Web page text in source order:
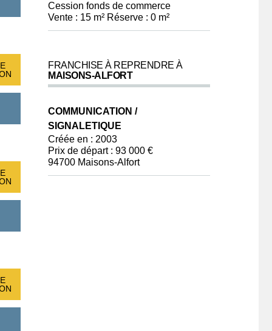
Cession fonds de commerce
Vente : 15 m² Réserve : 0 m²
FRANCHISE À REPRENDRE À
MAISONS-ALFORT
COMMUNICATION /
SIGNALETIQUE
Créée en : 2003
Prix de départ : 93 000 €
94700 Maisons-Alfort